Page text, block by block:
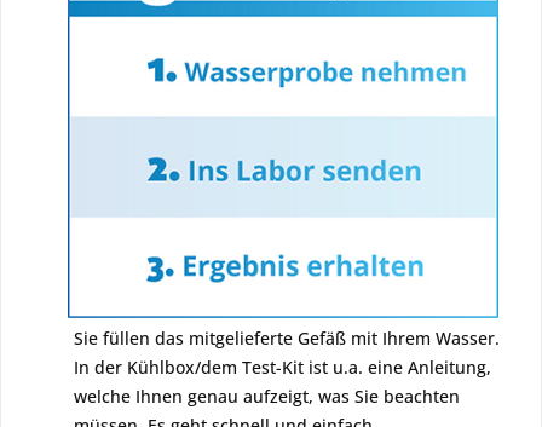
Sie füllen das mitgelieferte Gefäß mit Ihrem Wasser.
In der Kühlbox/dem Test-Kit ist u.a. eine Anleitung,
welche Ihnen genau aufzeigt, was Sie beachten